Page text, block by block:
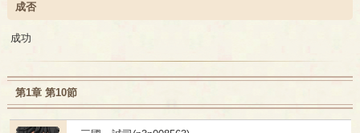
成否
成功
第1章 第10節